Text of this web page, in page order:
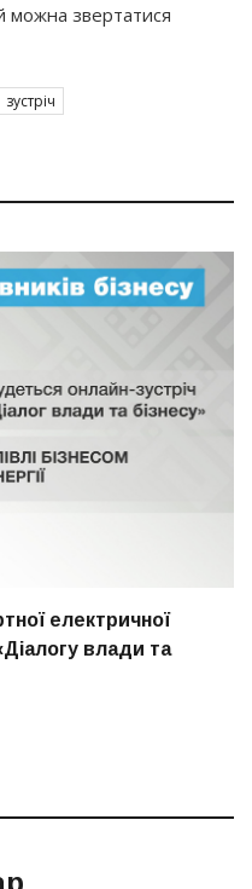
можна звертатися
зустріч
електричної
влади та